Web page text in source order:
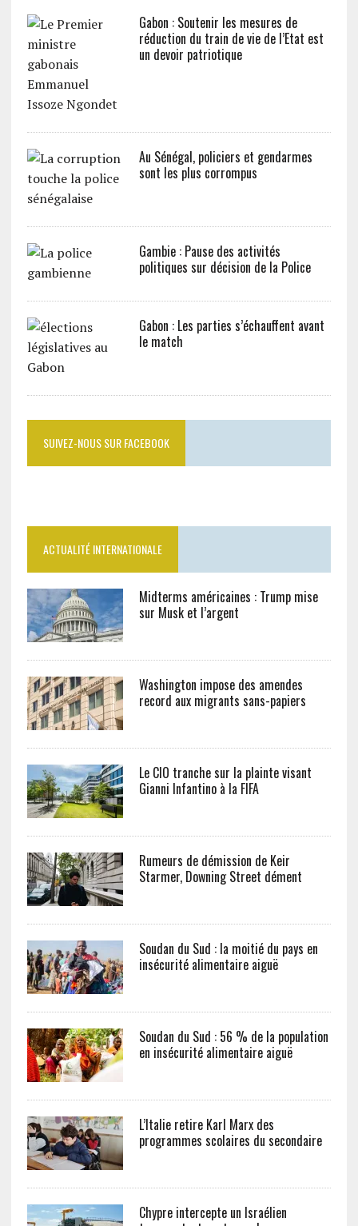
Gabon : Soutenir les mesures de
réduction du train de vie de l’Etat est
un devoir patriotique
Au Sénégal, policiers et gendarmes
sont les plus corrompus
Gambie : Pause des activités
politiques sur décision de la Police
Gabon : Les parties s’échauffent avant
le match
SUIVEZ-NOUS SUR FACEBOOK
ACTUALITÉ INTERNATIONALE
Midterms américaines : Trump mise
sur Musk et l’argent
Washington impose des amendes
record aux migrants sans-papiers
Le CIO tranche sur la plainte visant
Gianni Infantino à la FIFA
Rumeurs de démission de Keir
Starmer, Downing Street dément
Soudan du Sud : la moitié du pays en
insécurité alimentaire aiguë
Soudan du Sud : 56 % de la population
en insécurité alimentaire aiguë
L’Italie retire Karl Marx des
programmes scolaires du secondaire
Chypre intercepte un Israélien